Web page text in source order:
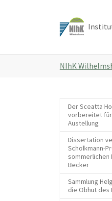
sind
NIhK
Der Sceatta
vorbereitet
Austellung
Dissertation
Scholkmann-
sommerlichen
Becker
Sammlung
die Obhut des